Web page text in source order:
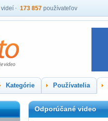
videí 173 857 používateľov
Kategórie Používatelia
Odporúčané video